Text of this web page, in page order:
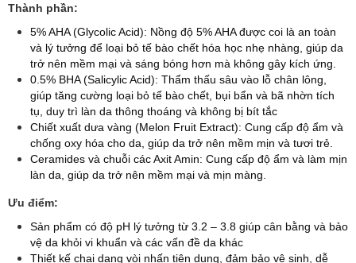
Thành phần:
5% AHA (Glycolic Acid): Nồng độ 5% AHA được coi là an toàn
và lý tưởng để loại bỏ tế bào chết hóa học nhẹ nhàng, giúp da
trở nên mềm mại và sáng bóng hơn mà không gây kích ứng.
0.5% BHA (Salicylic Acid): Thẩm thấu sâu vào lỗ chân lông,
giúp tăng cường loại bỏ tế bào chết, bụi bẩn và bã nhờn tích
tụ, duy trì làn da thông thoáng và không bị bít tắc
Chiết xuất dưa vàng (Melon Fruit Extract): Cung cấp độ ẩm và
chống oxy hóa cho da, giúp da trở nên mềm mịn và tươi trẻ.
Ceramides và chuỗi các Axit Amin: Cung cấp độ ẩm và làm mịn
làn da, giúp da trở nên mềm mại và mịn màng.
Ưu điểm:
Sản phẩm có độ pH lý tưởng từ 3.2 – 3.8 giúp cân bằng và bảo
vệ da khỏi vi khuẩn và các vấn đề da khác
Thiết kế chai dạng vòi nhấn tiện dụng, đảm bảo vệ sinh, dễ